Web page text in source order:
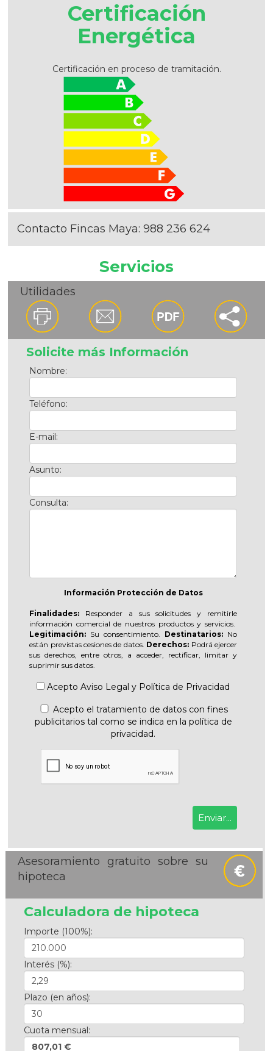
Certificación
Energética
Certificación en proceso de tramitación.
Contacto Fincas Maya:988 236 624
Servicios
Utilidades
Solicite más Información
Nombre:
Teléfono:
E-mail:
Asunto:
Consulta:
Información Protección de Datos
Finalidades: Responder a sus solicitudes y remitirle
información comercial de nuestros productos y servicios.
Legitimación: Su consentimiento. Destinatarios:No
están previstas cesiones de datos. Derechos: Podrá ejercer
sus derechos, entre otros, a acceder, rectificar, limitar y
suprimir sus datos.
AceptoAviso Legal y Política de Privacidad
Acepto el tratamiento de datos con fines
publicitarios tal como se indica en la política de
privacidad.
Asesoramiento gratuito sobre su
hipoteca
Calculadora de hipoteca
Importe (100%):
Interés (%):
Plazo (en años):
Cuota mensual:
807,01 €